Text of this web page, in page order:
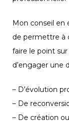
Mon conseil en
de permettre à
faire le point
d’engager une
– D’évolution
– De
– De création